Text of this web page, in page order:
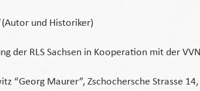
(Autor und Historiker)
der RLS Sachsen in Kooperation mit der
“Georg Maurer”, Zschochersche Strasse